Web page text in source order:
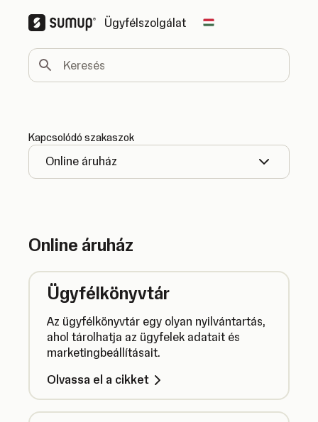
Ügyfélszolgálat Change country
Keresés
Kapcsolódó szakaszok
Online áruház
Online áruház
Ügyfélkönyvtár
Az ügyfélkönyvtár egy olyan nyilvántartás,
ahol tárolhatja az ügyfelek adatait és
marketingbeállításait.
Olvassa el a cikket